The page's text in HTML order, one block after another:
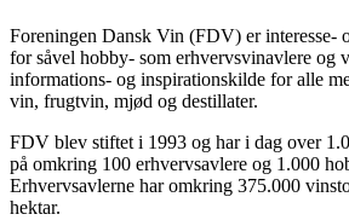
Foreningen Dansk Vin (FDV) er interesse-
for såvel hobby- som erhvervsvinavlere og
informations- og inspirationskilde for alle
vin, frugtvin, mjød og destillater.
FDV blev stiftet i 1993 og har i dag over
på omkring 100 erhvervsavlere og 1.000
Erhvervsavlerne har omkring 375.000
hektar.